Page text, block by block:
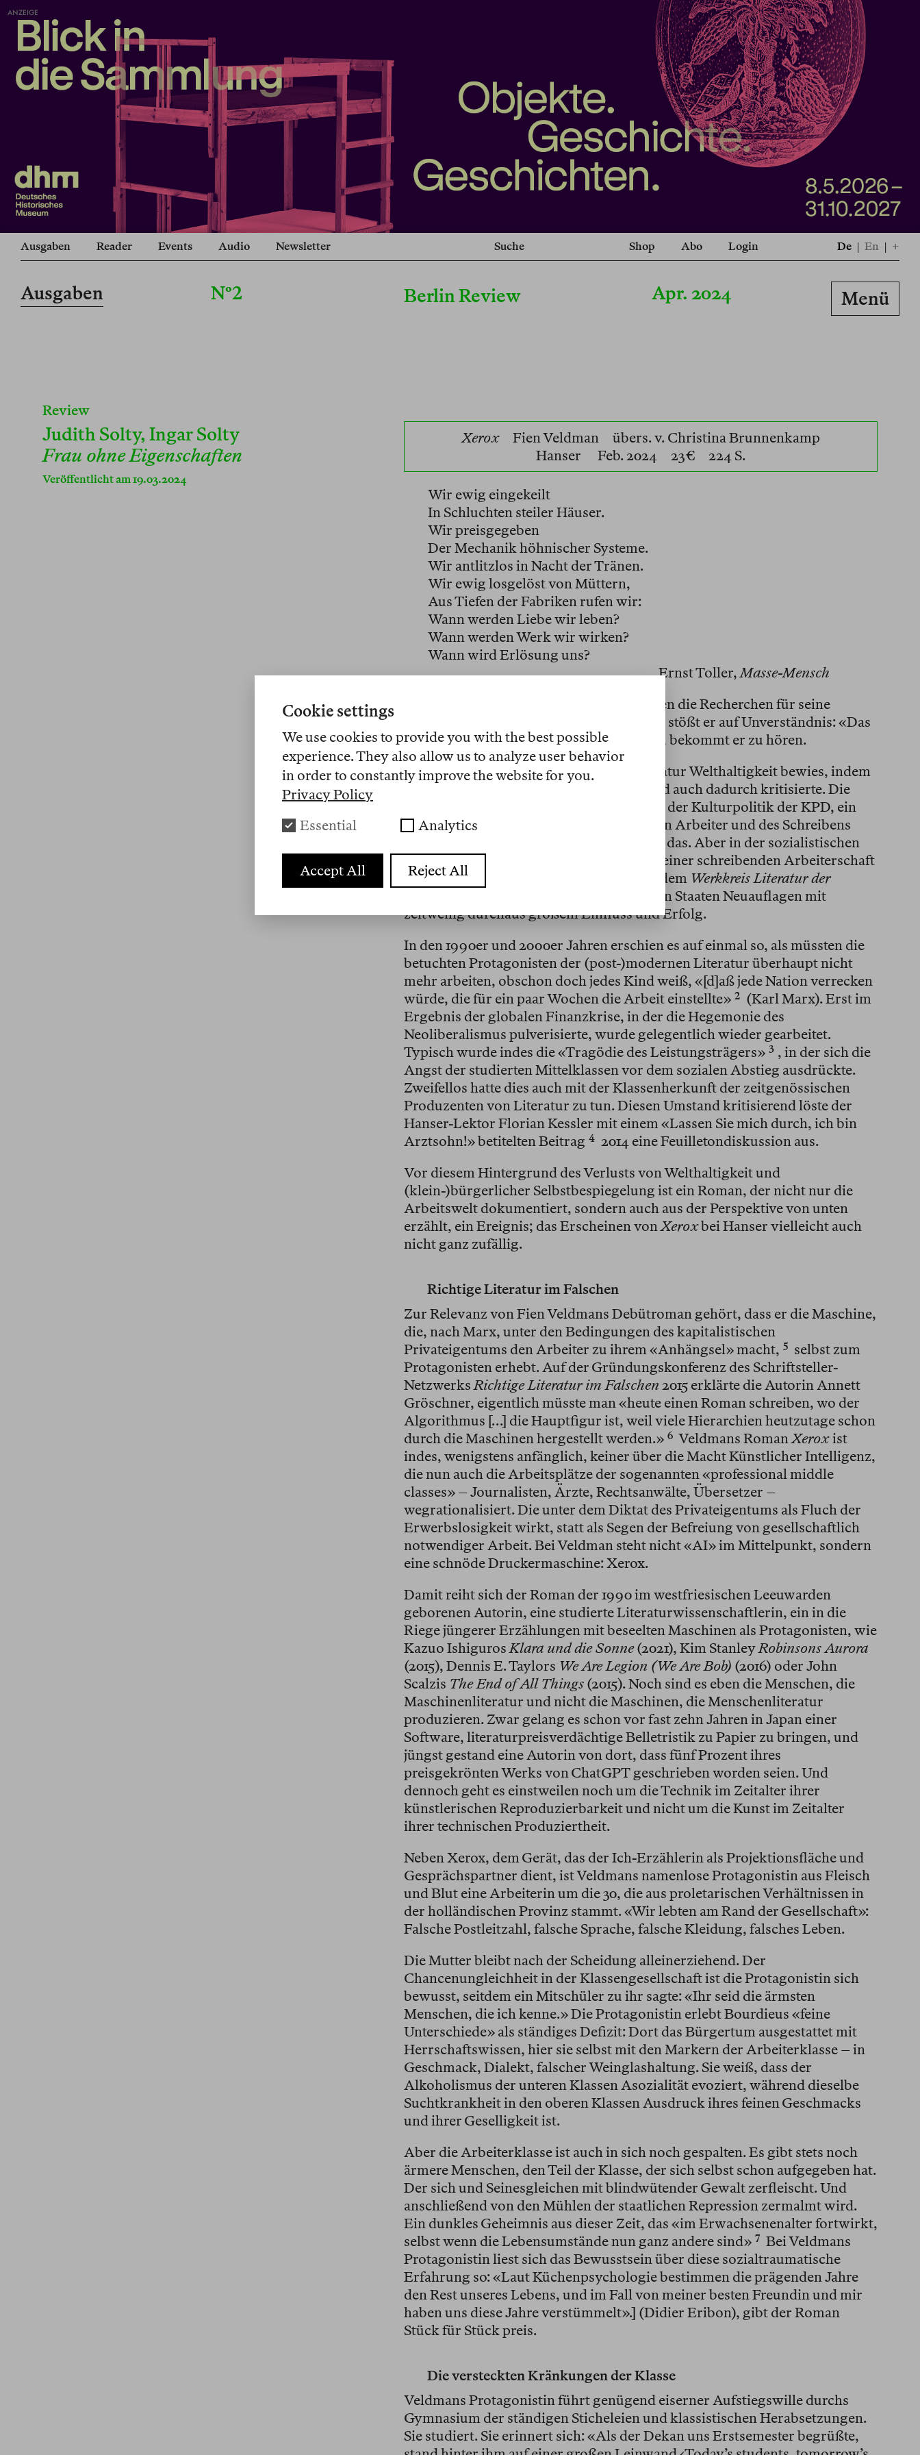
ANZEIGE
Ausgaben Reader Events Audio Newsletter Suche Shop Abo Login De | En | +
Ausgaben Nº2 Berlin Review Apr. 2024 Menü
Review
Judith Solty, Ingar Solty
Frau ohne Eigenschaften
Veröffentlicht am 19.03.2024
Xerox Fien Veldman
übers. v. Christina Brunnenkamp
Hanser
Feb. 2024 23 € 224 S.
Wir ewig eingekeilt
In Schluchten steiler Häuser.
Wir preisgegeben
Der Mechanik höhnischer Systeme.
Wir antlitzlos in Nacht der Tränen.
Wir ewig losgelöst von Müttern,
Aus Tiefen der Fabriken rufen wir:
Wann werden Liebe wir leben?
Wann werden Werk wir wirken?
Wann wird Erlösung uns?
Ernst Toller,Masse-Mensch
Als Siegfried Kracauer in den 1920er Jahren die Recherchen für seine
beginnt, stößt er auf Unverständnis: «Das
steht doch schon alles in den Romanen»⁠
, bekommt er zu hören.
Es gab in der Tat eine Zeit, in der die Literatur Welthaltigkeit bewies, indem
sie Arbeitswelten realistisch schilderte und auch dadurch kritisierte. Die
späten zwanziger Jahre waren, auch Dank der Kulturpolitik der KPD, ein
Höhepunkt der lesenden und schreibenden Arbeiter und des Schreibens
über Arbeit. Der Faschismus beseitigte all das. Aber in der sozialistischen
Literaturbewegung erlebte das Ansinnen einer schreibenden Arbeiterschaft
mit demBitterfelder Weg in der DDR und dem Werkkreis Literatur der
in der BRD in beiden deutschen Staaten Neuauflagen mit
zeitweilig durchaus großem Einfluss und Erfolg.
In den 1990er und 2000er Jahren erschien es auf einmal so, als müssten die
betuchten Protagonisten der (post-)modernen Literatur überhaupt nicht
mehr arbeiten, obschon doch jedes Kind weiß, «[d]aß jede Nation verrecken
würde, die für ein paar Wochen die Arbeit einstellte»⁠ 2
(Karl Marx). Erst im
Ergebnis der globalen Finanzkrise, in der die Hegemonie des
Neoliberalismus pulverisierte, wurde gelegentlich wieder gearbeitet.
Typisch wurde indes die «Tragödie des Leistungsträgers»⁠ 3 , in der sich die
Angst der studierten Mittelklassen vor dem sozialen Abstieg ausdrückte.
Zweifellos hatte dies auch mit der Klassenherkunft der zeitgenössischen
Produzenten von Literatur zu tun. Diesen Umstand kritisierend löste der
Hanser-Lektor Florian Kessler mit einem «Lassen Sie mich durch, ich bin
Arztsohn!» betitelten Beitrag⁠ 4 2014 eine Feuilletondiskussion aus.
Vor diesem Hintergrund des Verlusts von Welthaltigkeit und
(klein-)bürgerlicher Selbstbespiegelung ist ein Roman, der nicht nur die
Arbeitswelt dokumentiert, sondern auch aus der Perspektive von unten
erzählt, ein Ereignis; das Erscheinen vonXeroxbei Hanser vielleicht auch
nicht ganz zufällig.
Richtige Literatur im Falschen
Zur Relevanz von Fien Veldmans Debütroman gehört, dass er die Maschine,
die, nach Marx, unter den Bedingungen des kapitalistischen
Privateigentums den Arbeiter zu ihrem «Anhängsel» macht,⁠ 5
selbst zum
Protagonisten erhebt. Auf der Gründungskonferenz des Schriftsteller-
NetzwerksRichtige Literatur im Falschen 2015 erklärte die Autorin Annett
Gröschner, eigentlich müsste man «heute einen Roman schreiben, wo der
Algorithmus […] die Hauptfigur ist, weil viele Hierarchien heutzutage schon
durch die Maschinen hergestellt werden.»⁠ 6 Veldmans RomanXeroxist
indes, wenigstens anfänglich, keiner über die Macht Künstlicher Intelligenz,
die nun auch die Arbeitsplätze der sogenannten «professional middle
classes» – Journalisten, Ärzte, Rechtsanwälte, Übersetzer –
wegrationalisiert. Die unter dem Diktat des Privateigentums als Fluch der
Erwerbslosigkeit wirkt, statt als Segen der Befreiung von gesellschaftlich
notwendiger Arbeit. Bei Veldman steht nicht «AI» im Mittelpunkt, sondern
eine schnöde Druckermaschine: Xerox.
Damit reiht sich der Roman der 1990 im westfriesischen Leeuwarden
geborenen Autorin, eine studierte Literaturwissenschaftlerin, ein in die
Riege jüngerer Erzählungen mit beseelten Maschinen als Protagonisten, wie
Kazuo IshigurosKlara und die Sonne(2021), Kim StanleyRobinsons Aurora
(2015), Dennis E. Taylors We Are Legion (We Are Bob) (2016) oder John
Scalzis The End of All Things(2015). Noch sind es eben die Menschen, die
Maschinenliteratur und nicht die Maschinen, die Menschenliteratur
produzieren. Zwar gelang es schon vor fast zehn Jahren in Japan einer
Software, literaturpreisverdächtige Belletristik zu Papier zu bringen, und
jüngst gestand eine Autorin von dort, dass fünf Prozent ihres
preisgekrönten Werks von ChatGPT geschrieben worden seien. Und
dennoch geht es einstweilen noch um die Technik im Zeitalter ihrer
künstlerischen Reproduzierbarkeit und nicht um die Kunst im Zeitalter
ihrer technischen Produziertheit.
Neben Xerox, dem Gerät, das der Ich-Erzählerin als Projektionsfläche und
Gesprächspartner dient, ist Veldmans namenlose Protagonistin aus Fleisch
und Blut eine Arbeiterin um die 30, die aus proletarischen Verhältnissen in
der holländischen Provinz stammt. «Wir lebten am Rand der Gesellschaft»:
Falsche Postleitzahl, falsche Sprache, falsche Kleidung, falsches Leben.
Die Mutter bleibt nach der Scheidung alleinerziehend. Der
Chancenungleichheit in der Klassengesellschaft ist die Protagonistin sich
bewusst, seitdem ein Mitschüler zu ihr sagte: «Ihr seid die ärmsten
Menschen, die ich kenne.» Die Protagonistin erlebt Bourdieus «feine
Unterschiede» als ständiges Defizit: Dort das Bürgertum ausgestattet mit
Herrschaftswissen, hier sie selbst mit den Markern der Arbeiterklasse – in
Geschmack, Dialekt, falscher Weinglashaltung. Sie weiß, dass der
Alkoholismus der unteren Klassen Asozialität evoziert, während dieselbe
Suchtkrankheit in den oberen Klassen Ausdruck ihres feinen Geschmacks
und ihrer Geselligkeit ist.
Aber die Arbeiterklasse ist auch in sich noch gespalten. Es gibt stets noch
ärmere Menschen, den Teil der Klasse, der sich selbst schon aufgegeben hat.
Der sich und Seinesgleichen mit blindwütender Gewalt zerfleischt. Und
anschließend von den Mühlen der staatlichen Repression zermalmt wird.
Ein dunkles Geheimnis aus dieser Zeit, das «im Erwachsenenalter fortwirkt,
selbst wenn die Lebensumstände nun ganz andere sind»⁠ 7 Bei Veldmans
Protagonistin liest sich das Bewusstsein über diese sozialtraumatische
Erfahrung so: «Laut Küchenpsychologie bestimmen die prägenden Jahre
den Rest unseres Lebens, und im Fall von meiner besten Freundin und mir
haben uns diese Jahre verstümmelt».] (Didier Eribon), gibt der Roman
Stück für Stück preis.
Die versteckten Kränkungen der Klasse
Veldmans Protagonistin führt genügend eiserner Aufstiegswille durchs
Gymnasium der ständigen Sticheleien und klassistischen Herabsetzungen.
Sie studiert. Sie erinnert sich: «Als der Dekan uns Erstsemester begrüßte,
Cookie settings
We use cookies to provide you with the best possible
experience. They also allow us to analyze user behavior
in order to constantly improve the website for you.
Privacy Policy
Essential
Analytics
Accept All Reject All